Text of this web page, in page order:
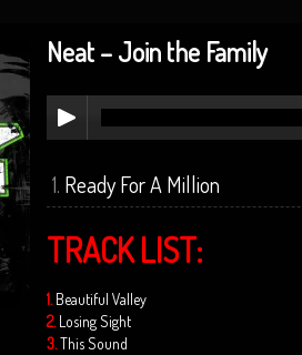
Neat – Join the Family
Ready For A Million
TRACK LIST:
1. Beautiful Valley
2. Losing Sight
3.This Sound